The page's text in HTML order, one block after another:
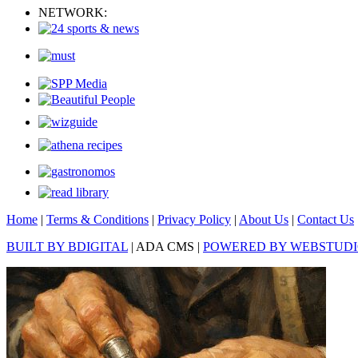
NETWORK:
Home | Terms & Conditions | Privacy Policy | About Us | Contact Us
BUILT BY BDIGITAL | ADA CMS | POWERED BY